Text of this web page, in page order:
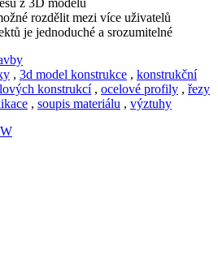
z 3D modelu
rozdělit mezi více uživatelů
je jednoduché a srozumitelné
, 3d model konstrukce , konstrukční
konstrukcí, ocelové profily , řezy
, soupis materiálu , výztuhy